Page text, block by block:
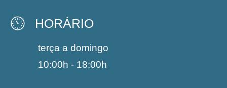
HORÁRIO
terça a domingo
10:00h - 18:00h